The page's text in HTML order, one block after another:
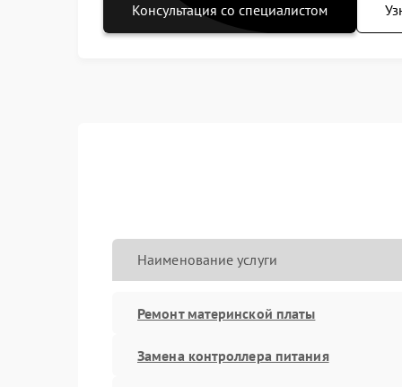
Консультация со специалистом
Наименование услуги
Ремонт материнской платы
Замена контроллера питания